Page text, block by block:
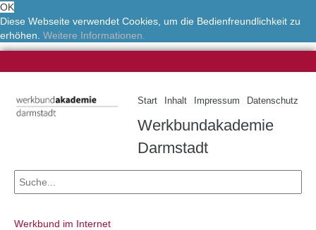
OK
Diese Webseite verwendet Cookies, um die Bedienfreundlichkeit zu
erhöhen. Weitere Informationen.
Start Inhalt Impressum Datenschutz
Werkbundakademie
Darmstadt
Werkbund im Internet